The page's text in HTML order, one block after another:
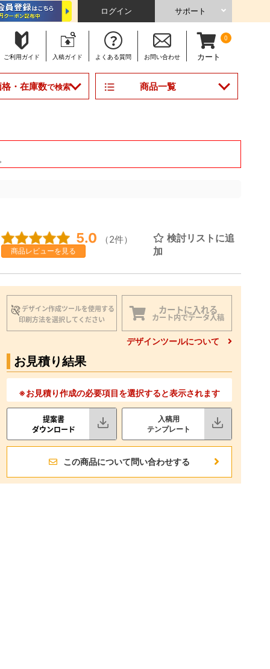
ログイン サポート
ご利用ガイド 入稿ガイド よくある質問 お問い合わせ
0
カート
・在庫数で検索 商品一覧
5.0 （2件）
商品レビューを見る
検討リストに追
加
デザイン作成ツールを使用する
印刷方法を選択してください
カートに入れる
カート内でデータ入稿
デザインツールについて
お見積り結果
※お見積り作成の必要項目を選択すると表示されます
提案書
ダウンロード
入稿用
テンプレート
この商品について問い合わせする